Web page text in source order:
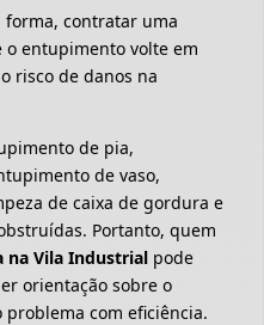
forma, contratar uma
entupimento volte em
risco de danos na
de pia,
de vaso,
de caixa de gordura e
Portanto, quem
na Vila Industrial pode
orientação sobre o
com eficiência.